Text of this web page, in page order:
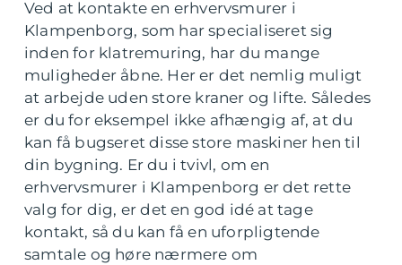
Ved at kontakte en erhvervsmurer i
Klampenborg, som har specialiseret sig
inden for klatremuring, har du mange
muligheder åbne. Her er det nemlig muligt
at arbejde uden store kraner og lifte. Således
er du for eksempel ikke afhængig af, at du
kan få bugseret disse store maskiner hen til
din bygning. Er du i tvivl, om en
erhvervsmurer i Klampenborg er det rette
valg for dig, er det en god idé at tage
kontakt, så du kan få en uforpligtende
samtale og høre nærmere om